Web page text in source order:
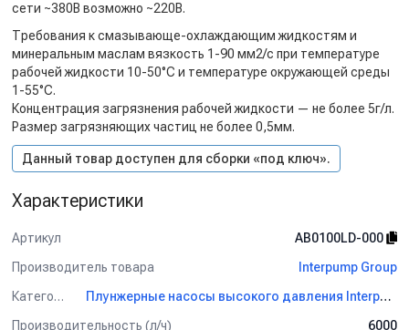
сети ~380В возможно ~220В.
Требования к смазывающе-охлаждающим жидкостям и
минеральным маслам вязкость 1-90 мм2/с при температуре
рабочей жидкости 10-50°С и температуре окружающей среды
1-55°С.
Концентрация загрязнения рабочей жидкости — не более 5г/л.
Размер загрязняющих частиц не более 0,5мм.
Данный товар доступен для сборки «под ключ».
Характеристики
Артикул
AB0100LD-000
Производитель товара
Interpump Group
Категория
Плунжерные насосы высокого давления Interpump Group
Производительность (л/ч)
6000